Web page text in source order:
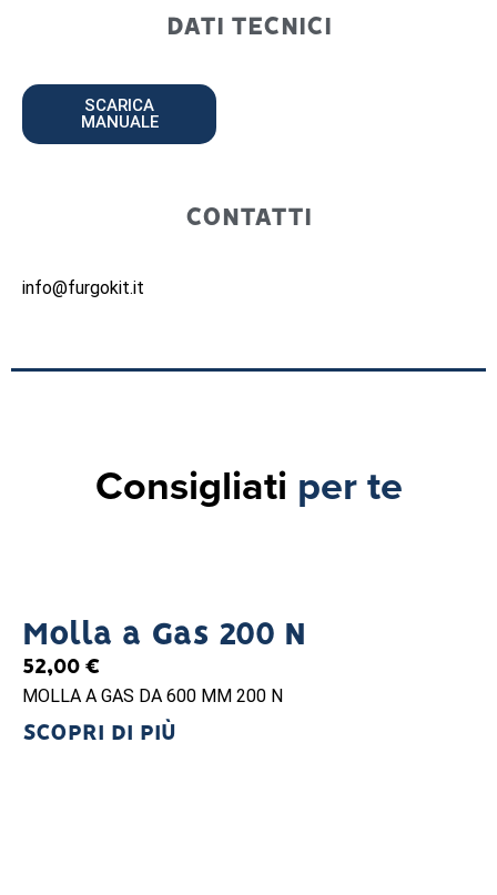
DATI TECNICI
SCARICA
MANUALE
CONTATTI
info@furgokit.it
Consigliati per te
Molla a Gas 200 N
52,00 €
MOLLA A GAS DA 600 MM 200 N
SCOPRI DI PIÙ